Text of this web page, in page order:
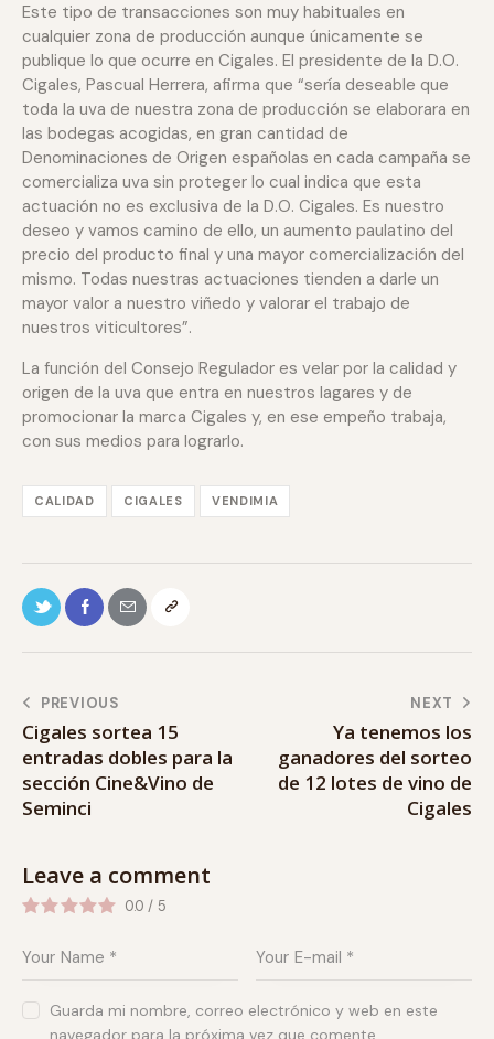
Este tipo de transacciones son muy habituales en
cualquier zona de producción aunque únicamente se
publique lo que ocurre en Cigales. El presidente de la D.O.
Cigales, Pascual Herrera, afirma que “sería deseable que
toda la uva de nuestra zona de producción se elaborara en
las bodegas acogidas, en gran cantidad de
Denominaciones de Origen españolas en cada campaña se
comercializa uva sin proteger lo cual indica que esta
actuación no es exclusiva de la D.O. Cigales. Es nuestro
deseo y vamos camino de ello, un aumento paulatino del
precio del producto final y una mayor comercialización del
mismo. Todas nuestras actuaciones tienden a darle un
mayor valor a nuestro viñedo y valorar el trabajo de
nuestros viticultores”.
La función del Consejo Regulador es velar por la calidad y
origen de la uva que entra en nuestros lagares y de
promocionar la marca Cigales y, en ese empeño trabaja,
con sus medios para lograrlo.
CALIDAD CIGALES VENDIMIA
PREVIOUS
Cigales sortea 15
entradas dobles para la
sección Cine&Vino de
Seminci
NEXT
Ya tenemos los
ganadores del sorteo
de 12 lotes de vino de
Cigales
Leave a comment
0.0 / 5
Guarda mi nombre, correo electrónico y web en este
navegador para la próxima vez que comente.